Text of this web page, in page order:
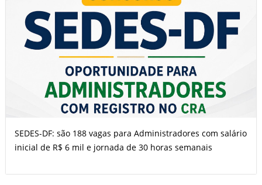
SEDES-DF: são 188 vagas para Administradores com salário
inicial de R$ 6 mil e jornada de 30 horas semanais